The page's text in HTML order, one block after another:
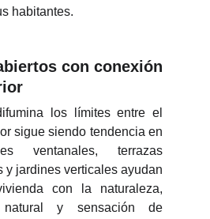
habitantes.
con conexión
los límites entre el
sigue siendo tendencia en
ventanales, terrazas
y jardines verticales ayudan
con la naturaleza,
y sensación de